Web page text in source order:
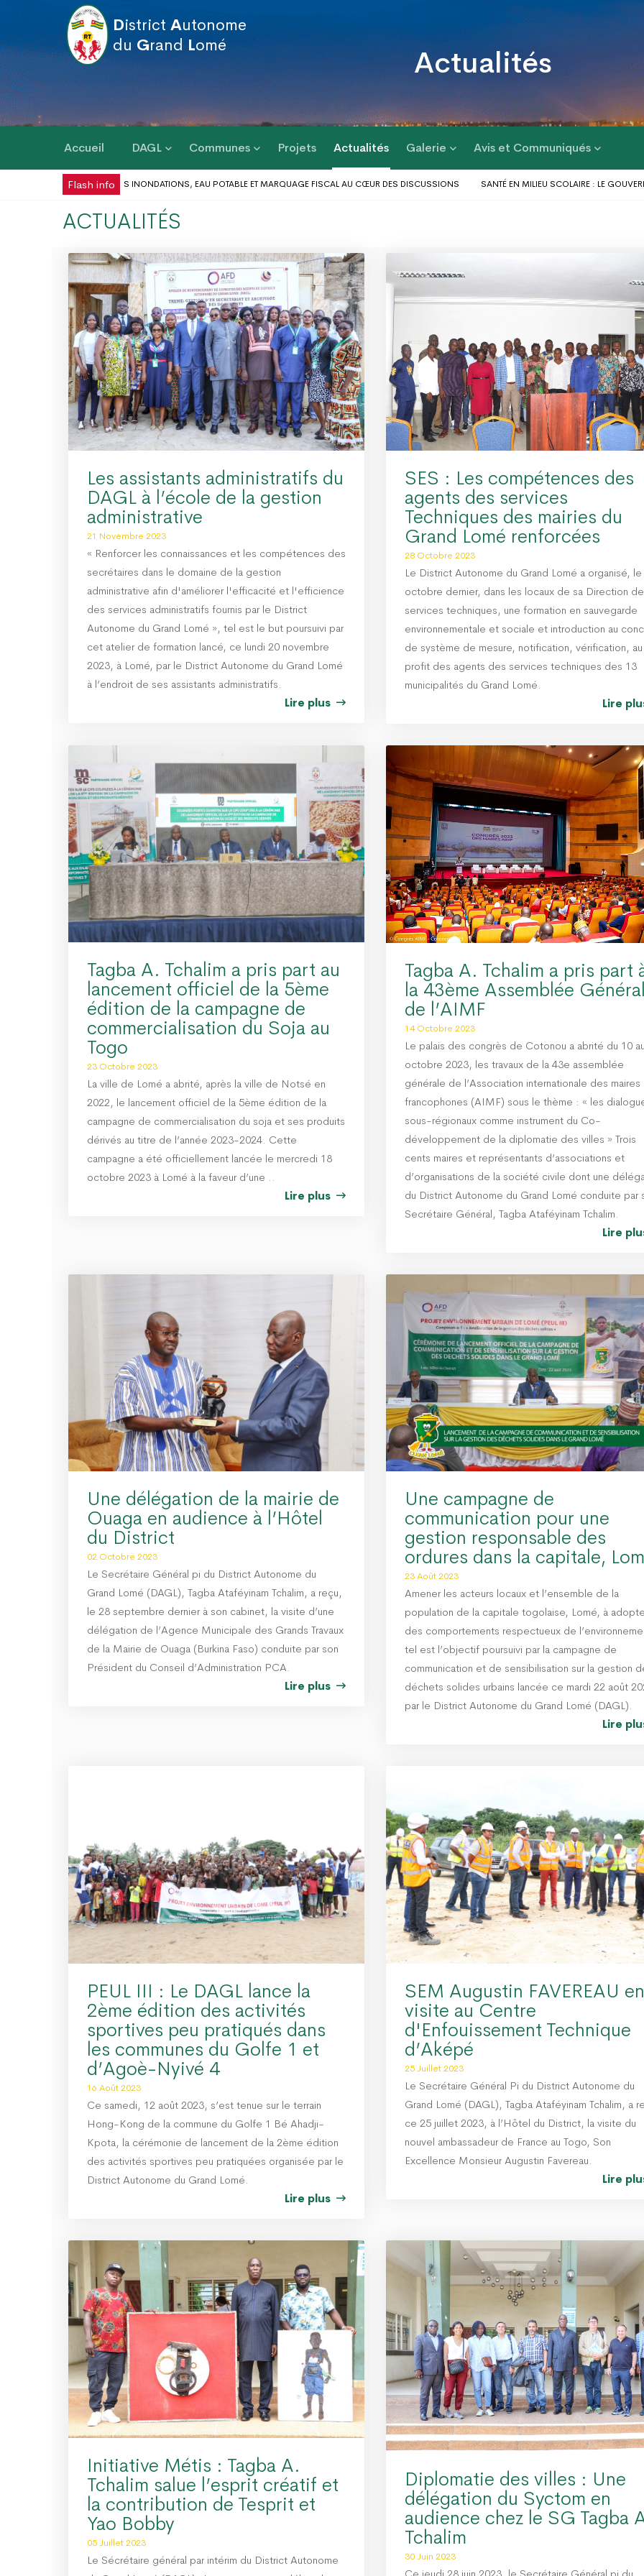
District Autonome
du Grand Lomé Actualités
Accueil DAGL Communes Projets Actualités Galerie Avis et Communiqués
Flash info
CC-DAGL : BILAN DES INONDATIONS, EAU POTABLE ET MARQUAGE FISCAL AU CŒUR DES DISCUSSIONS
SANTÉ EN MILIEU SCOLAIRE : LE GOUVERNEUR
D’INONDATION DANS LE GRAND LOMÉ : VERS UNE SYNERGIE D’ACTIONS AU PROFIT DES POPULATIONS
ACTUALITÉS
Les assistants administratifs du
DAGL à l’école de la gestion
administrative
21 Novembre 2023
« Renforcer les connaissances et les compétences des
secrétaires dans le domaine de la gestion
administrative afin d'améliorer l'efficacité et l'efficience
des services administratifs fournis par le District
Autonome du Grand Lomé », tel est le but poursuivi par
cet atelier de formation lancé, ce lundi 20 novembre
2023, à Lomé, par le District Autonome du Grand Lomé
à l’endroit de ses assistants administratifs.
Lire plus
SES : Les compétences des
agents des services
Techniques des mairies du
Grand Lomé renforcées
28 Octobre 2023
Le District Autonome du Grand Lomé a organisé,
octobre dernier, dans les locaux de sa Direction
services techniques, une formation en sauvegarde
environnementale et sociale et introduction au
de système de mesure, notification, vérification, au
profit des agents des services techniques des 13
municipalités du Grand Lomé.
Lire
Tagba A. Tchalim a pris part au
lancement officiel de la 5ème
édition de la campagne de
commercialisation du Soja au
Togo
23 Octobre 2023
La ville de Lomé a abrité, après la ville de Notsé en
2022, le lancement officiel de la 5ème édition de la
campagne de commercialisation du soja et ses produits
dérivés au titre de l’année 2023-2024. Cette
campagne a été officiellement lancée le mercredi 18
octobre 2023 à Lomé à la faveur d’une ..
Lire plus
Tagba A. Tchalim a pris part
la 43ème Assemblée
de l’AIMF
14 Octobre 2023
Le palais des congrès de Cotonou a abrité du 10
octobre 2023, les travaux de la 43e assemblée
générale de l’Association internationale des maires
francophones (AIMF) sous le thème : « les
sous-régionaux comme instrument du Co-
développement de la diplomatie des villes » Trois
cents maires et représentants d’associations et
d’organisations de la société civile dont une
du District Autonome du Grand Lomé conduite par
Secrétaire Général, Tagba Ataféyinam Tchalim.
Lire
Une délégation de la mairie de
Ouaga en audience à l’Hôtel
du District
02 Octobre 2023
Le Secrétaire Général pi du District Autonome du
Grand Lomé (DAGL), Tagba Ataféyinam Tchalim, a reçu,
le 28 septembre dernier à son cabinet, la visite d’une
délégation de l’Agence Municipale des Grands Travaux
de la Mairie de Ouaga (Burkina Faso) conduite par son
Président du Conseil d’Administration PCA.
Lire plus
Une campagne de
communication pour une
gestion responsable des
ordures dans la capitale,
23 Août 2023
Amener les acteurs locaux et l’ensemble de la
population de la capitale togolaise, Lomé, à
des comportements respectueux de
tel est l’objectif poursuivi par la campagne de
communication et de sensibilisation sur la gestion
déchets solides urbains lancée ce mardi 22 août
par le District Autonome du Grand Lomé (DAGL).
Lire
PEUL III : Le DAGL lance la
2ème édition des activités
sportives peu pratiqués dans
les communes du Golfe 1 et
d’Agoè-Nyivé 4
16 Août 2023
Ce samedi, 12 août 2023, s’est tenue sur le terrain
Hong-Kong de la commune du Golfe 1 Bé Ahadji-
Kpota, la cérémonie de lancement de la 2ème édition
des activités sportives peu pratiquées organisée par le
District Autonome du Grand Lomé.
Lire plus
SEM Augustin FAVEREAU en
visite au Centre
d'Enfouissement Technique
d’Aképé
25 Juillet 2023
Le Secrétaire Général Pi du District Autonome du
Grand Lomé (DAGL), Tagba Ataféyinam Tchalim, a
ce 25 juillet 2023, à l’Hôtel du District, la visite du
nouvel ambassadeur de France au Togo, Son
Excellence Monsieur Augustin Favereau.
Lire
Initiative Métis : Tagba A.
Tchalim salue l’esprit créatif et
la contribution de Tesprit et
Yao Bobby
05 Juillet 2023
Le Sécrétaire général par intérim du District Autonome
Diplomatie des villes : Une
délégation du Syctom en
audience chez le SG Tagba
Tchalim
30 Juin 2023
Célébration de la fête du
Travail au District Autonome
du Grand Lomé
04 Mai 2026
3è réunion du CC-DAGL :
bilan des inondations, eau
potable et marquage fiscal